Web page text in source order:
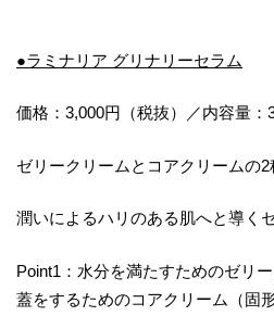
●ラミナリア グリナリーセラム
価格：3,000円（税抜）／内容量：
ゼリークリームとコアクリームの2
潤いによるハリのある肌へと導く
Point1：水分を満たすためのゼリ
蓋をするためのコアクリーム（固